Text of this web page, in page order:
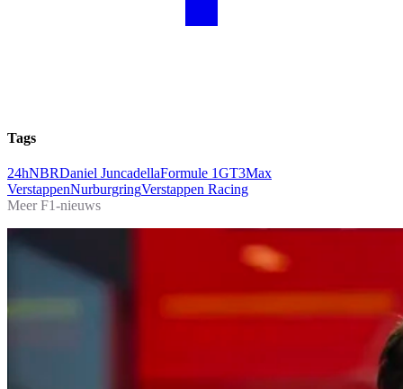
Tags
24hNBRDaniel JuncadellaFormule 1GT3Max
VerstappenNurburgringVerstappen Racing
Meer F1-nieuws